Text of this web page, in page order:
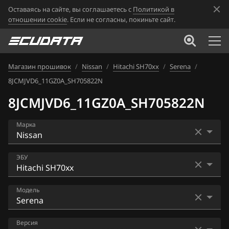
Оставаясь на сайте, вы соглашаетесь с Политикой в
отношении cookie. Если не согласны, покиньте сайт.
Магазин прошивок / Nissan / Hitachi SH70xx / Serena /
8JCMJVD6_11GZ0A_SH705822N
8JCMJVD6_11GZ0A_SH705822N
Марка
Acura
Alfa Romeo
ATLAS
ЭБУ
Bosch EDC16CP33
Bosch EDC17C84
Модель
AD
Версия